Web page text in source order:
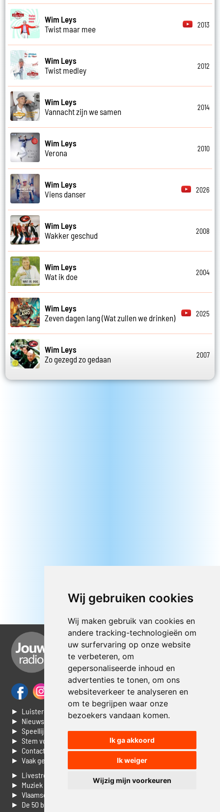
Wij gebruiken cookies
Wij maken gebruik van cookies en
andere tracking-technologieën om
uw surfervaring op onze website
te verbeteren, om
gepersonaliseerde inhoud en
advertenties te tonen, om ons
websiteverkeer te analyseren en
om te begrijpen waar onze
bezoekers vandaan komen.
Ik ga akkoord
Ik weiger
Wijzig mijn voorkeuren
Wim Leys
Twist maar mee
2013
Wim Leys
Twist medley
2012
Wim Leys
Vannacht zijn we samen
2014
Wim Leys
Verona
2010
Wim Leys
Viens danser
2026
Wim Leys
Wakker geschud
2008
Wim Leys
Wat ik doe
2004
Wim Leys
Zeven dagen lang (Wat zullen we drinken)
2025
Wim Leys
Zo gezegd zo gedaan
2007
► Luisteren naar Jouwradio
► Nieuws
► Speellijst
► Stem voor de Dag top 3
► Contacteer ons
► Vaak gestelde vragen
► Livestream informatie
► Muziek opzoeken
► Vlaamse 100 Aller tijden
► De 50 beste van...